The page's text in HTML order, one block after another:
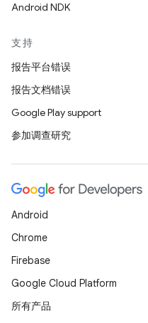
Android NDK
支持
报告平台错误
报告文档错误
Google Play support
参加调查研究
Android
Chrome
Firebase
Google Cloud Platform
所有产品